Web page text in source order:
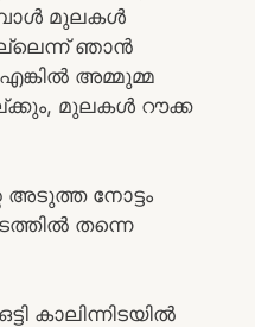
മുലകൾ
ഞാൻ
എങ്കിൽ അമ്മുമ്മ
മുലകൾ റൗക്ക
അടുത്ത നോട്ടം
തന്നെ
കാലിന്നിടയിൽ